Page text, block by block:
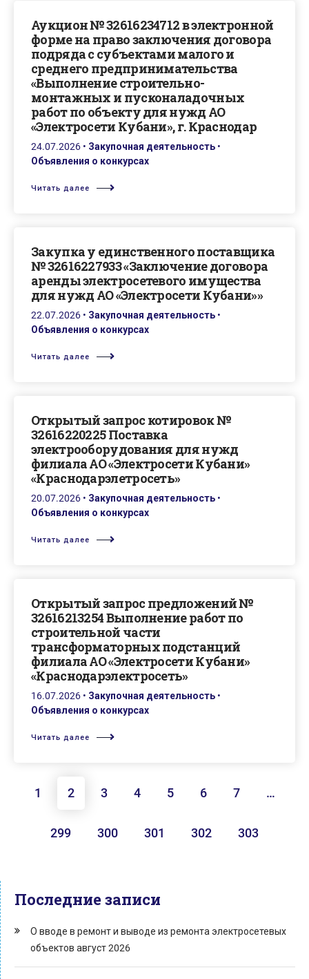
Аукцион № 32616234712 в электронной
форме на право заключения договора
подряда с субъектами малого и
среднего предпринимательства
«Выполнение строительно-
монтажных и пусконаладочных
работ по объекту для нужд АО
«Электросети Кубани», г. Краснодар
24.07.2026 • Закупочная деятельность •
Объявления о конкурсах
Читать далее
Закупка у единственного поставщика
№ 32616227933 «Заключение договора
аренды электросетевого имущества
для нужд АО «Электросети Кубани»»
22.07.2026 • Закупочная деятельность •
Объявления о конкурсах
Читать далее
Открытый запрос котировок №
32616220225 Поставка
электрооборудования для нужд
филиала АО «Электросети Кубани»
«Краснодарэлетросеть»
20.07.2026 • Закупочная деятельность •
Объявления о конкурсах
Читать далее
Открытый запрос предложений №
32616213254 Выполнение работ по
строительной части
трансформаторных подстанций
филиала АО «Электросети Кубани»
«Краснодарэлектросеть»
16.07.2026 • Закупочная деятельность •
Объявления о конкурсах
Читать далее
1 2 3 4 5 6 7 …
299 300 301 302 303
Последние записи
О вводе в ремонт и выводе из ремонта электросетевых
объектов август 2026